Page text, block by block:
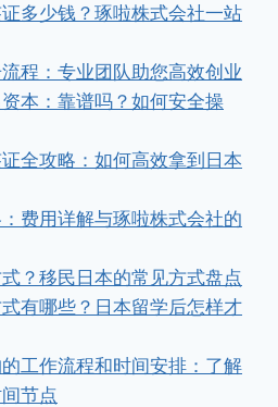
多少钱？琢啦株式会社一站
程：专业团队助您高效创业
本：靠谱吗？如何安全操
全攻略：如何高效拿到日本
费用详解与琢啦株式会社的
？移民日本的常见方式盘点
有哪些？日本留学后怎样才
工作流程和时间安排：了解
节点